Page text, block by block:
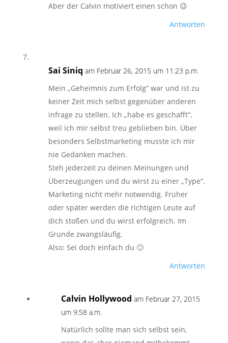
Aber der Calvin motiviert einen schon 😉
Antworten
Sai Siniq am Februar 26, 2015 um 11:23 p.m.
Mein „Geheimnis zum Erfolg“ war und ist zu
keiner Zeit mich selbst gegenüber anderen
infrage zu stellen. Ich „habe es geschafft“,
weil ich mir selbst treu geblieben bin. Über
besonders Selbstmarketing musste ich mir
nie Gedanken machen.
Steh jederzeit zu deinen Meinungen und
Überzeugungen und du wirst zu einer „Type“.
Marketing nicht mehr notwendig. Früher
oder später werden die richtigen Leute auf
dich stoßen und du wirst erfolgreich. Im
Grunde zwangsläufig.
Also: Sei doch einfach du 🙂
Antworten
Calvin Hollywood am Februar 27, 2015
um 9:58 a.m.
Natürlich sollte man sich selbst sein,